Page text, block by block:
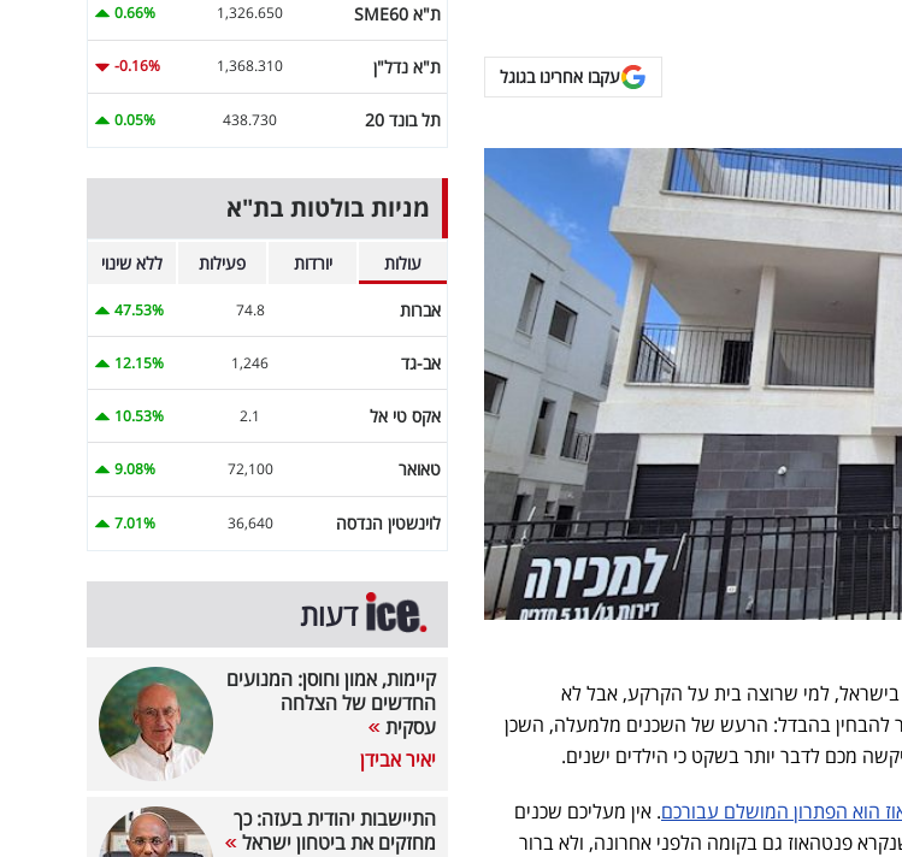
עקבו אחרינו בגוגל
בישראל, למי שרוצה בית על הקרקע, אבל לא
להבחין בהבדל: הרעש של השכנים מלמעלה, השכן
הוא הפתרון המושלם עבורכם. אין מעליכם שכנים
פנטהאוז גם בקומה הלפני אחרונה, ולא ברור
ת"א SME60 1,326.650
0.66%
ת"א נדל"ן 1,368.310
-0.16%
תל בונד 20 438.730
0.05%
מניות בולטות בת"א
עולות יורדות פעילות ללא שינוי
אברות 74.8
47.53%
אב-גד 1,246
12.15%
אקס טי אל 2.1
10.53%
טאואר 72,100
9.08%
לוינשטין הנדסה 36,640
7.01%
דעות
קיימות, אמון וחוסן: המנועים
החדשים של הצלחה
עסקית
יאיר אבידן
התיישבות יהודית בעזה: כך
מחזקים את ביטחון ישראל